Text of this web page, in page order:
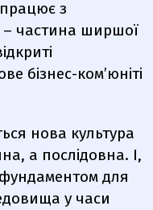
з
частина ширшої
бізнес-ком’юніті
нова культура
а послідовна. І,
для
у часи